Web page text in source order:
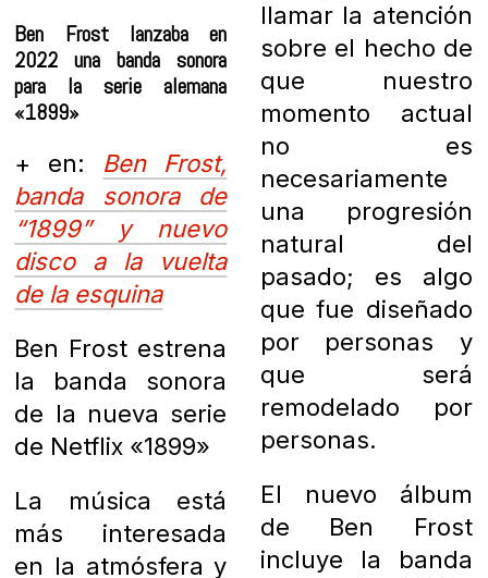
Ben Frost lanzaba en
2022 una banda sonora
para la serie alemana
«1899»
+ en: Ben Frost,
banda sonora de
“1899” y nuevo
disco a la vuelta
de la esquina
Ben Frost estrena
la banda sonora
de la nueva serie
de Netflix «1899»
La música está
más interesada
en la atmósfera y
llamar la atención
sobre el hecho de
que nuestro
momento actual
no es
necesariamente
una progresión
natural del
pasado; es algo
que fue diseñado
por personas y
que será
remodelado por
personas.
El nuevo álbum
de Ben Frost
incluye la banda